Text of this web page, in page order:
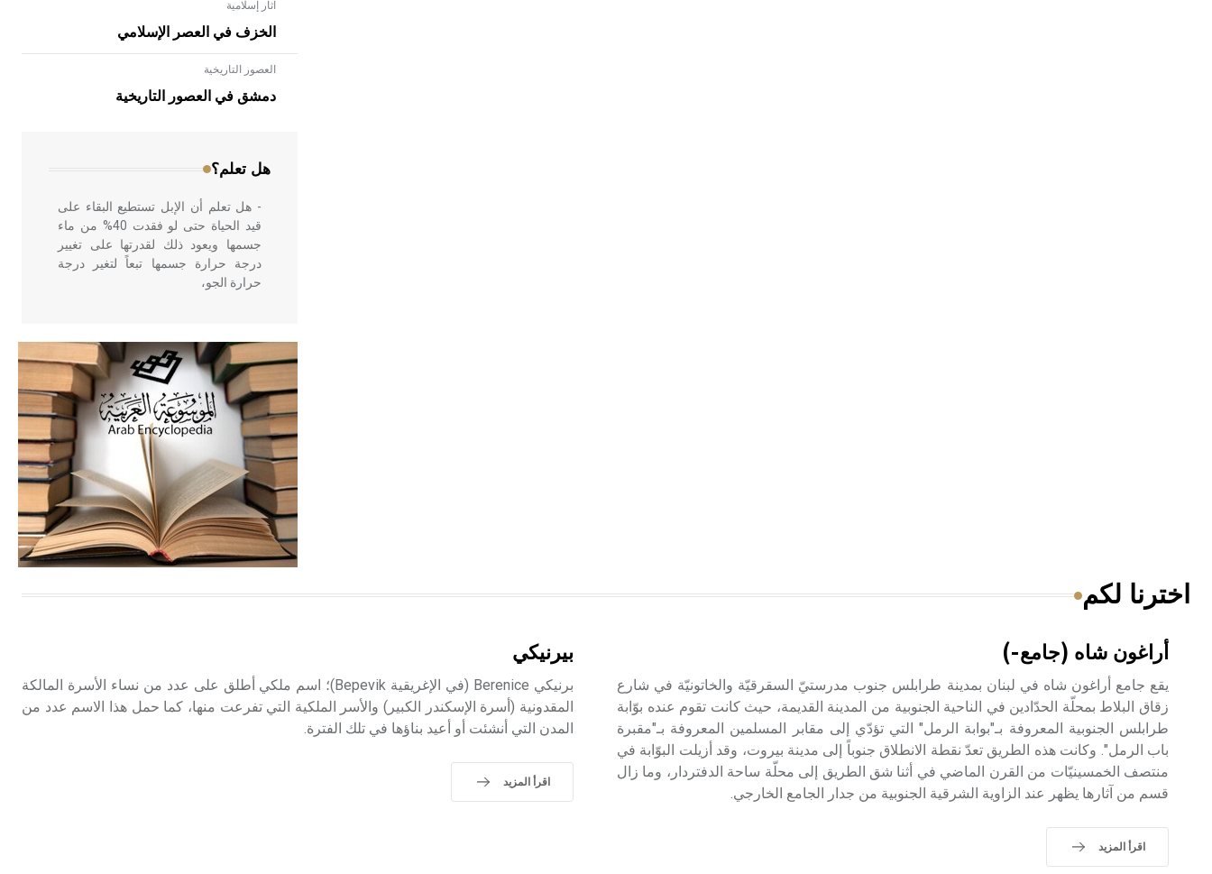
آثار إسلامية
الخزف في العصر الإسلامي
العصور التاريخية
دمشق في العصور التاريخية
هل تعلم؟
- هل تعلم أن الأبلق نوع من الفنون
الهندسية التي ارتبطت بالعمارة الإسلامية
في بلاد الشام ومصر خاصة، حيث يحرص
- هل تعلم أن الإبل تستطيع البقاء على
قيد الحياة حتى لو فقدت 40% من ماء
جسمها ويعود ذلك لقدرتها على تغيير
درجة حرارة جسمها تبعاً لتغير درجة
حرارة الجو،
- هل تعلم أن أبقراط كتب في الطب
أربعة مؤلفات هي: الحكم، الأدلة، تنظيم
التغذية، ورسالته في جروح الرأس.
ويعود له الفضل بأنه حرر الطب من
الدين والفلسفة.
- هل تعلم أن المرجان إفراز حيواني
يتكون في البحر ويتركب من مادة
كربونات الكلسيوم، وهو أحمر أو شديد
الحمرة وهو أجود أنواعه، ويمتاز بكبر
الحجم ويسمى الش
الإنكليزية أب
اخترنا لكم
أراغون شاه (جامع-)
يقع جامع أراغون شاه في لبنان بمدينة طرابلس جنوب مدرستيّ السقرقيّة والخاتونيّة في شارع
زقاق البلاط بمحلّة الحدّادين في الناحية الجنوبية من المدينة القديمة، حيث كانت تقوم عنده بوّابة
طرابلس الجنوبية المعروفة بـ"بوابة الرمل" التي تؤدّي إلى مقابر المسلمين المعروفة بـ"مقبرة
باب الرمل". وكانت هذه الطريق تعدّ نقطة الانطلاق جنوباً إلى مدينة بيروت، وقد أزيلت البوّابة في
منتصف الخمسينيّات من القرن الماضي في أثنا شق الطريق إلى محلّة ساحة الدفتردار، وما زال
قسم من آثارها يظهر عند الزاوية الشرقية الجنوبية من جدار الجامع الخارجي.
اقرأ المزيد
بيرنيكي
برنيكي Berenice (في الإغريقية Bepevik)؛ اسم ملكي أطلق على عدد من نساء الأسرة المالكة
المقدونية (أسرة الإسكندر الكبير) والأسر الملكية التي تفرعت منها، كما حمل هذا الاسم عدد من
المدن التي أنشئت أو أعيد بناؤها في تلك الفترة.
اقرأ المزيد